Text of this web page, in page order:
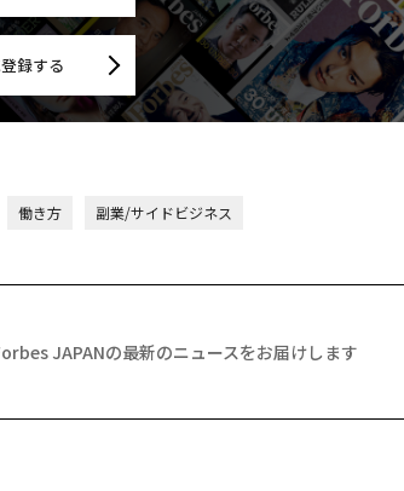
録する
働き方 副業/サイドビジネス
JAPANの最新のニュースをお届けします